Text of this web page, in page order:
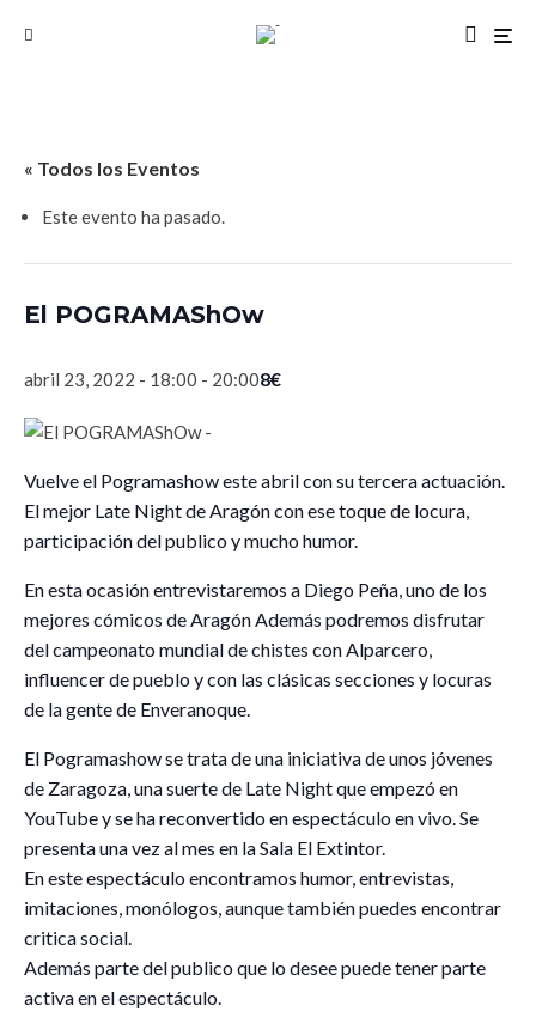
« Todos los Eventos
Este evento ha pasado.
El POGRAMAShOw
abril 23, 2022 - 18:00 - 20:008€
Vuelve el Pogramashow este abril con su tercera actuación.
El mejor Late Night de Aragón con ese toque de locura,
participación del publico y mucho humor.
En esta ocasión entrevistaremos a Diego Peña, uno de los
mejores cómicos de Aragón Además podremos disfrutar
del campeonato mundial de chistes con Alparcero,
influencer de pueblo y con las clásicas secciones y locuras
de la gente de Enveranoque.
El Pogramashow se trata de una iniciativa de unos jóvenes
de Zaragoza, una suerte de Late Night que empezó en
YouTube y se ha reconvertido en espectáculo en vivo. Se
presenta una vez al mes en la Sala El Extintor.
En este espectáculo encontramos humor, entrevistas,
imitaciones, monólogos, aunque también puedes encontrar
critica social.
Además parte del publico que lo desee puede tener parte
activa en el espectáculo.